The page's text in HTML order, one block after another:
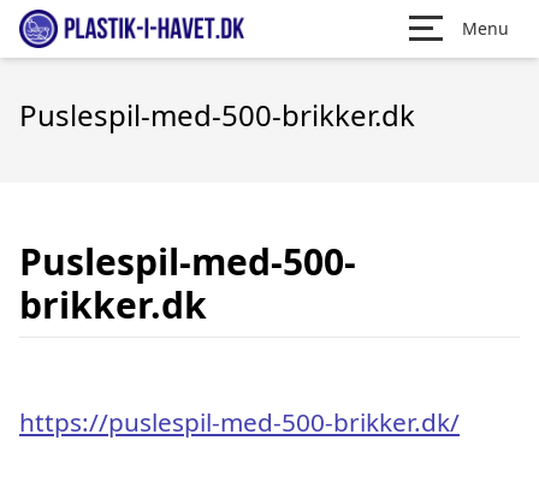
Menu
Puslespil-med-500-brikker.dk
Puslespil-med-500-
brikker.dk
https://puslespil-med-500-brikker.dk/